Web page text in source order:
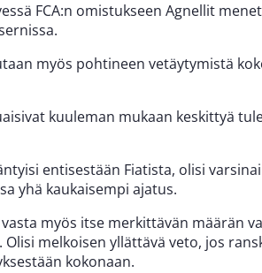
FCA:n omistukseen Agnellit
myös pohtineen vetäytymistä
kuuleman mukaan keskittyä
entisestään Fiatista, olisi
yhä kaukaisempi ajatus.
myös itse merkittävän määrän
Olisi melkoisen yllättävä veto, jos
kokonaan.